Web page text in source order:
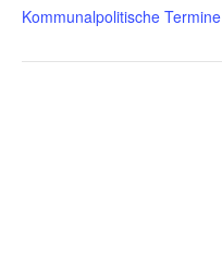
Kommunalpolitische Termine